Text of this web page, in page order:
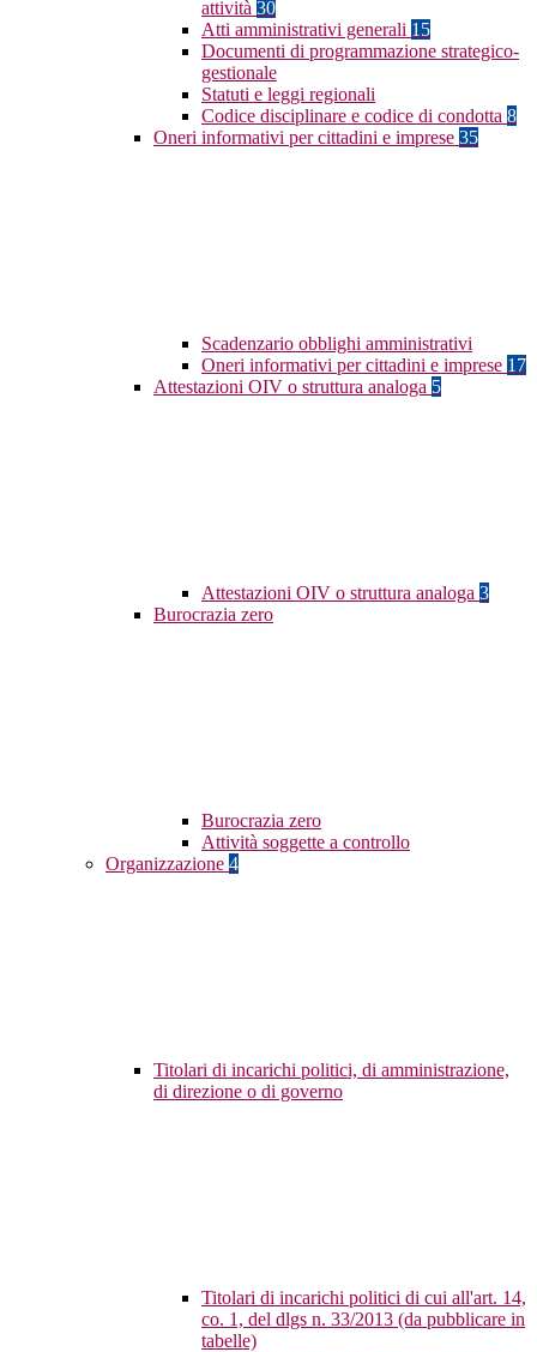
attività 30
Atti amministrativi generali 15
Documenti di programmazione strategico-
gestionale
Statuti e leggi regionali
Codice disciplinare e codice di condotta 8
Oneri informativi per cittadini e imprese 35
Scadenzario obblighi amministrativi
Oneri informativi per cittadini e imprese 17
Attestazioni OIV o struttura analoga 5
Attestazioni OIV o struttura analoga 3
Burocrazia zero
Burocrazia zero
Attività soggette a controllo
Organizzazione 4
Titolari di incarichi politici, di amministrazione,
di direzione o di governo
Titolari di incarichi politici di cui all'art. 14,
co. 1, del dlgs n. 33/2013 (da pubblicare in
tabelle)